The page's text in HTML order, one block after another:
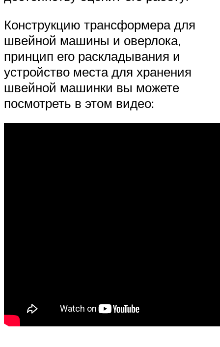
Конструкцию трансформера для
швейной машины и оверлока,
принцип его раскладывания и
устройство места для хранения
швейной машинки вы можете
посмотреть в этом видео: